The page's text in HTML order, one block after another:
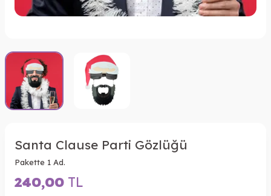
Santa Clause Parti Gözlüğü
Pakette 1 Ad.
240,00 TL